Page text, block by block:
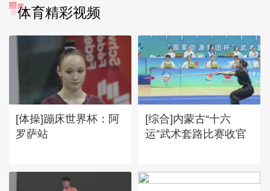
体育精彩视频
[体操]蹦床世界杯：阿
罗萨站
[综合]内蒙古“十六
运”武术套路比赛收官